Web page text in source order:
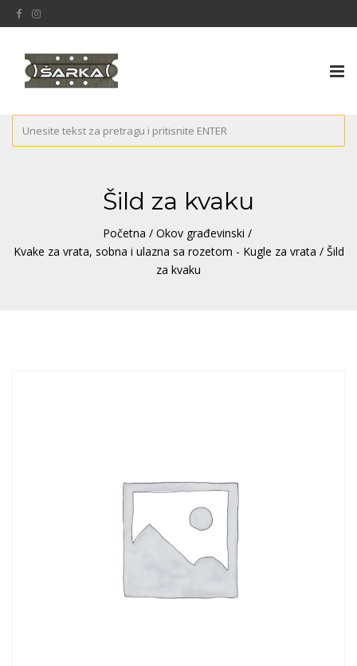
Šild za kvaku
Početna / Okov građevinski /
Kvake za vrata, sobna i ulazna sa rozetom - Kugle za vrata / Šild
za kvaku